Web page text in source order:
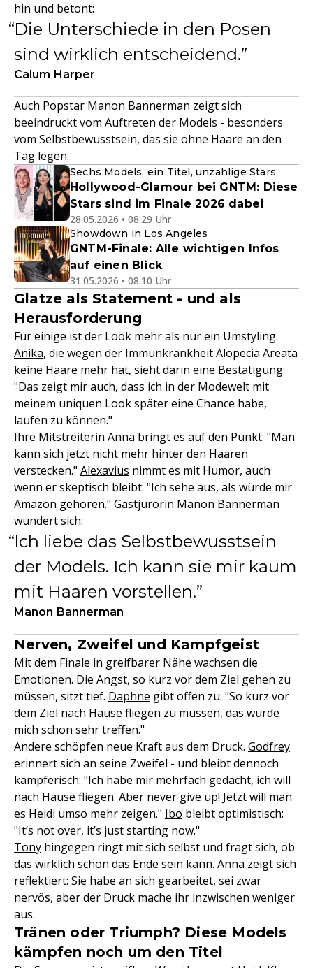
hin und betont:
Die Unterschiede in den Posen
sind wirklich entscheidend.
Calum Harper
Auch Popstar Manon Bannerman zeigt sich
beeindruckt vom Auftreten der Models - besonders
vom Selbstbewusstsein, das sie ohne Haare an den
Tag legen.
Sechs Models, ein Titel, unzählige Stars
Hollywood-Glamour bei GNTM: Diese
Stars sind im Finale 2026 dabei
28.05.2026 • 08:29 Uhr
Showdown in Los Angeles
GNTM-Finale: Alle wichtigen Infos
auf einen Blick
31.05.2026 • 08:10 Uhr
Glatze als Statement - und als
Herausforderung
Für einige ist der Look mehr als nur ein Umstyling.
Anika, die wegen der Immunkrankheit Alopecia Areata
keine Haare mehr hat, sieht darin eine Bestätigung:
"Das zeigt mir auch, dass ich in der Modewelt mit
meinem uniquen Look später eine Chance habe,
laufen zu können."
Ihre Mitstreiterin Anna bringt es auf den Punkt: "Man
kann sich jetzt nicht mehr hinter den Haaren
verstecken." Alexavius nimmt es mit Humor, auch
wenn er skeptisch bleibt: "Ich sehe aus, als würde mir
Amazon gehören." Gastjurorin Manon Bannerman
wundert sich:
Ich liebe das Selbstbewusstsein
der Models. Ich kann sie mir kaum
mit Haaren vorstellen.
Manon Bannerman
Nerven, Zweifel und Kampfgeist
Mit dem Finale in greifbarer Nähe wachsen die
Emotionen. Die Angst, so kurz vor dem Ziel gehen zu
müssen, sitzt tief. Daphne gibt offen zu: "So kurz vor
dem Ziel nach Hause fliegen zu müssen, das würde
mich schon sehr treffen."
Andere schöpfen neue Kraft aus dem Druck. Godfrey
erinnert sich an seine Zweifel - und bleibt dennoch
kämpferisch: "Ich habe mir mehrfach gedacht, ich will
nach Hause fliegen. Aber never give up! Jetzt will man
es Heidi umso mehr zeigen." Ibo bleibt optimistisch:
"It’s not over, it’s just starting now."
Tony hingegen ringt mit sich selbst und fragt sich, ob
das wirklich schon das Ende sein kann. Anna zeigt sich
reflektiert: Sie habe an sich gearbeitet, sei zwar
nervös, aber der Druck mache ihr inzwischen weniger
aus.
Tränen oder Triumph? Diese Models
kämpfen noch um den Titel